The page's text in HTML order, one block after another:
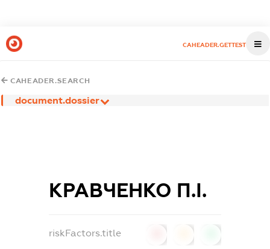
CAHEADER.GETTEST
CAHEADER.SEARCH
document.dossier
КРАВЧЕНКО П.І.
riskFactors.title